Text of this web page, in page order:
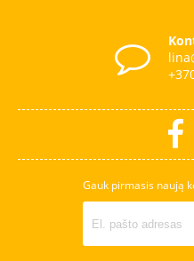
Gauk pirmasis naują